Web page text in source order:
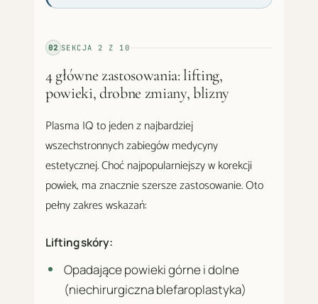
02 SEKCJA 2 Z 10
4 główne zastosowania: lifting,
powieki, drobne zmiany, blizny
Plasma IQ to jeden z najbardziej
wszechstronnych zabiegów medycyny
estetycznej. Choć najpopularniejszy w korekcji
powiek, ma znacznie szersze zastosowanie. Oto
pełny zakres wskazań:
Lifting skóry:
Opadające powieki górne i dolne
(niechirurgiczna blefaroplastyka)